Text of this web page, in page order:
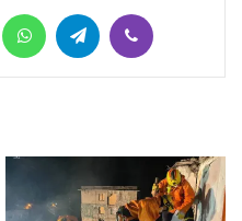
Pinterest WhatsAppTelegram